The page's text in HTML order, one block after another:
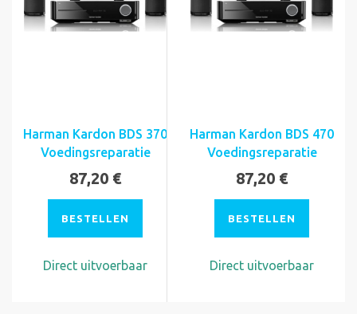
Harman Kardon BDS 370
Voedingsreparatie
87,20 €
BESTELLEN
Direct uitvoerbaar
Harman Kardon BDS 470
Voedingsreparatie
87,20 €
BESTELLEN
Direct uitvoerbaar